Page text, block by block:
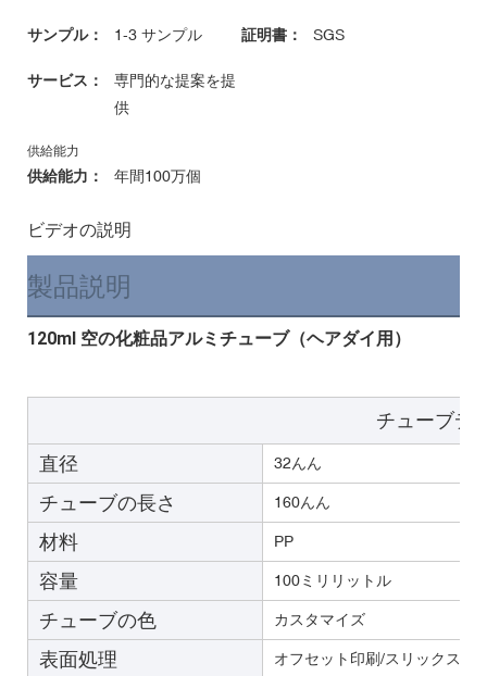
サンプル： 1-3 サンプル 証明書： SGS
サービス：
専門的な提案を提
供
供給能力
供給能力： 年間100万個
ビデオの説明
製品説明
120ml 空の化粧品アルミチューブ（ヘアダイ用）
チューブデ
直径
32んん
チューブの長さ 160んん
材料 PP
容量 100ミリリットル
チューブの色 カスタマイズ
表面処理 オフセット印刷/スリックスク